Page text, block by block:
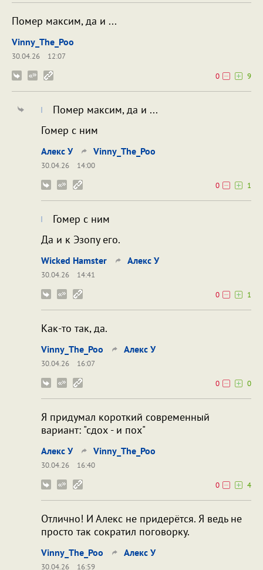
Помер максим, да и ...
Vinny_The_Poo
30.04.26
12:07
0
9
Помер максим, да и ...
Гомер с ним
Алекс У Vinny_The_Poo
30.04.26
14:00
0
1
Гомер с ним
Да и к Эзопу его.
Wicked Hamster Алекс У
30.04.26
14:41
0
1
Как-то так, да.
Vinny_The_Poo Алекс У
30.04.26
16:07
0
0
Я придумал короткий современный
вариант: "сдох - и пох"
Алекс У Vinny_The_Poo
30.04.26
16:40
0
4
Отлично! И Алекс не придерётся. Я ведь не
просто так сократил поговорку.
Vinny_The_Poo Алекс У
30.04.26
16:59